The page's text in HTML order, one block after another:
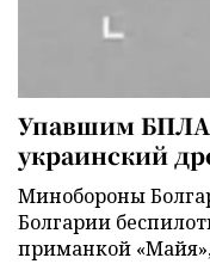
Упавшим БПЛА
украинский
Минобороны
Болгарии
приманкой